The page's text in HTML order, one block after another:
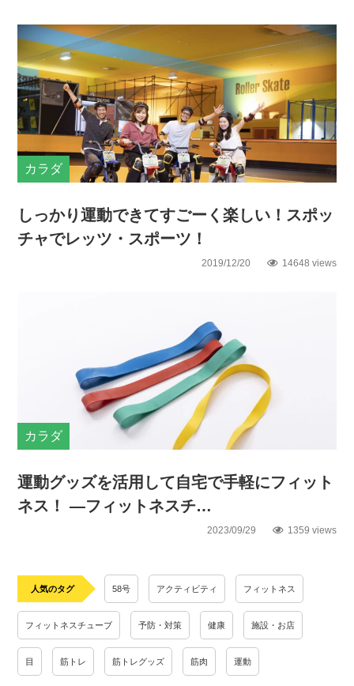
カラダ
しっかり運動できてすごーく楽しい！スポッ
チャでレッツ・スポーツ！
2019/12/20 14648 views
カラダ
運動グッズを活用して自宅で手軽にフィット
ネス！ ―フィットネスチ…
2023/09/29 1359 views
人気のタグ 58号 アクティビティ フィットネス
フィットネスチューブ 予防・対策 健康 施設・お店
目 筋トレ 筋トレグッズ 筋肉 運動